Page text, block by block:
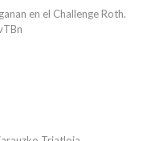
en el Challenge Roth.